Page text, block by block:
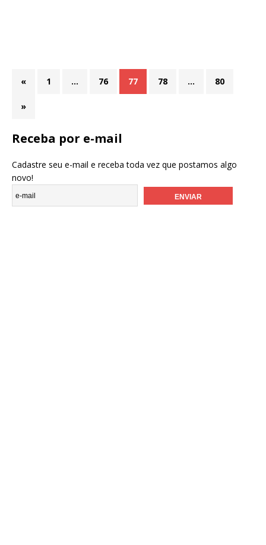
« 1 … 76 77 78 … 80
»
Receba por e-mail
Cadastre seu e-mail e receba toda vez que postamos algo
novo!